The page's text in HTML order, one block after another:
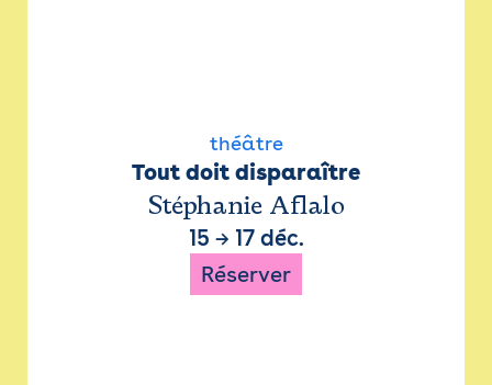
théâtre
Tout doit disparaître
Stéphanie Aflalo
15 → 17 déc.
Réserver